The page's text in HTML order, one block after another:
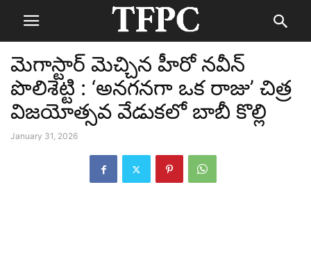
మెగాస్టార్ మెచ్చిన హీరో నవీన్‌
పొలిశెట్టి : ‘అనగనగా ఒక రాజు’ చిత్ర
విజయోత్సవ వేడుకలో బాబీ కొల్లి
January 31, 2026